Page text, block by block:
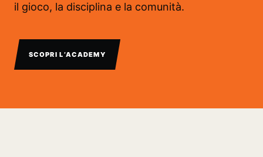
il gioco, la disciplina e la comunità.
SCOPRI L’ACADEMY